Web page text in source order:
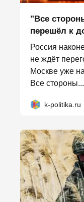
"Все
перешёл к
Россия
не ждёт
Москве уже
Все стороны...
k-politika.ru